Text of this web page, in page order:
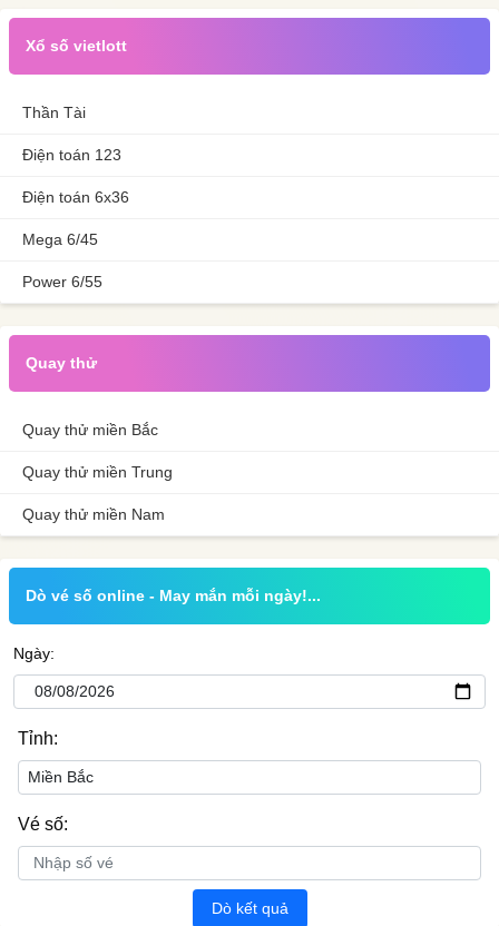
Xổ số vietlott
Thần Tài
Điện toán 123
Điện toán 6x36
Mega 6/45
Power 6/55
Quay thử
Quay thử miền Bắc
Quay thử miền Trung
Quay thử miền Nam
Dò vé số online - May mắn mỗi ngày!...
Ngày:
Tỉnh:
Vé số:
Dò kết quả